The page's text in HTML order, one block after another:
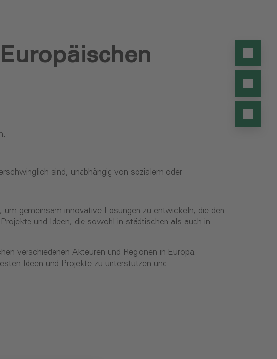
sind, unabhängig von sozialem oder
gemeinsam innovative Lösungen zu entwickeln, die den
und Ideen, die sowohl in städtischen als auch in
verschiedenen Akteuren und Regionen in Europa.
Ideen und Projekte zu unterstützen und